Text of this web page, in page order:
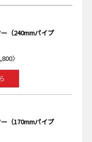
（240mmパイプ
〉
（170mmパイプ